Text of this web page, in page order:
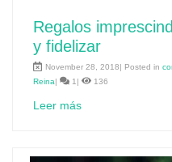
Regalos
y fidelizar
November 28, 2018| Posted in
Reina| 1| 136
Leer más